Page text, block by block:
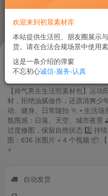
帅气男生生活照素材包｜
【帅气男生生活照素材包】运
材，拒绝油腻做作，还原清爽少
动、健身、日常随拍 🏃 • 生活
氛围感：日落、天空、城市夜景
过度修图，保留自然状态 2️⃣ 持
图：636 张图片 + 4 个视频 📦
⚡
￥28.88
自动发货
欢迎来到初晨素材库
本站提供生活照、朋友圈展示
货。请在合法合规场景中使用素
这是一条介绍的弹窗
不忘初心诚信-服务-认真